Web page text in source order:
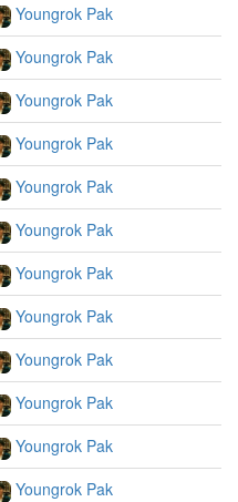
Youngrok Pak
Youngrok Pak
Youngrok Pak
Youngrok Pak
Youngrok Pak
Youngrok Pak
Youngrok Pak
Youngrok Pak
Youngrok Pak
Youngrok Pak
Youngrok Pak
Youngrok Pak